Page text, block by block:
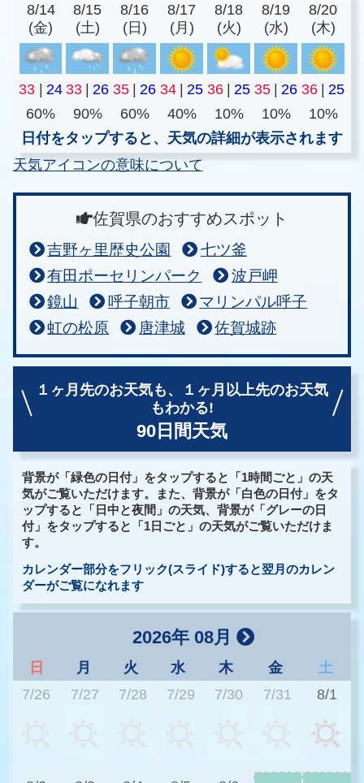
8/14
(金)
8/15
(土)
8/16
(日)
8/17
(月)
8/18
(火)
8/19
(水)
8/20
(木)
33 | 24 33 | 26 35 | 26 34 | 25 36 | 25 35 | 26 36 | 25
60%
90% 60% 40% 10% 10%
10%
日付をタップすると、天気の詳細が表示されます
天気アイコンの意味について
佐賀県のおすすめスポット
吉野ヶ里歴史公園
七ツ釜
有田ポーセリンパーク
波戸岬
鏡山
呼子朝市
マリンパル呼子
虹の松原
唐津城 佐賀城跡
１ヶ月先のお天気も、
１ヶ月以上先のお天気
もわかる!
90日間天気
背景が「緑色の日付」をタップすると「1時間ごと」の天
気がご覧いただけます。また、背景が「白色の日付」をタ
ップすると「日中と夜間」の天気、背景が「グレーの日
付」をタップすると「1日ごと」の天気がご覧いただけま
す。
カレンダー部分をフリック(スライド)すると翌月のカレン
ダーがご覧になれます
2026年 08月
日 月 火 水 木 金
土
7/26
7/27 7/28 7/29 7/30 7/31 8/1